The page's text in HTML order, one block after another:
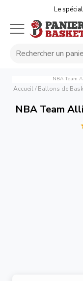
Le
NBA Team
Accueil/ Ballons de
NBA Team